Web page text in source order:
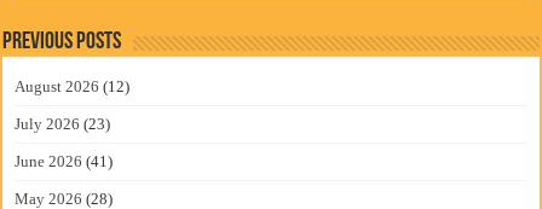
Previous Posts
August 2026 (12)
July 2026 (23)
June 2026 (41)
May 2026 (28)